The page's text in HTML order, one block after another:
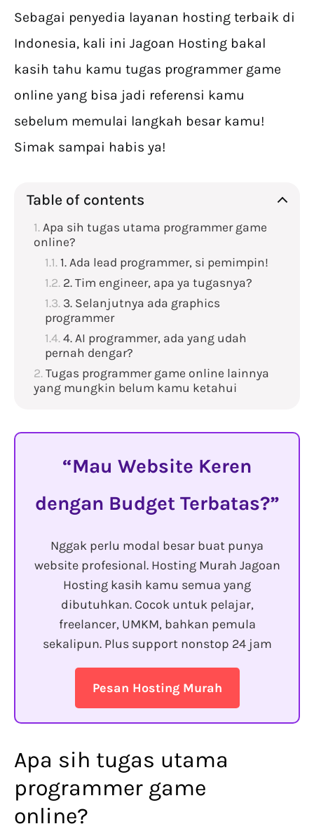
Sebagai penyedia layanan hosting terbaik di
Indonesia, kali ini Jagoan Hosting bakal
kasih tahu kamu tugas programmer game
online yang bisa jadi referensi kamu
sebelum memulai langkah besar kamu!
Simak sampai habis ya!
Table of contents
Apa sih tugas utama programmer game
online?
1. Ada lead programmer, si pemimpin!
2. Tim engineer, apa ya tugasnya?
3. Selanjutnya ada graphics
programmer
4. AI programmer, ada yang udah
pernah dengar?
Tugas programmer game online lainnya
yang mungkin belum kamu ketahui
Mau Website Keren
dengan Budget Terbatas?
Nggak perlu modal besar buat punya
website profesional. Hosting Murah Jagoan
Hosting kasih kamu semua yang
dibutuhkan. Cocok untuk pelajar,
freelancer, UMKM, bahkan pemula
sekalipun. Plus support nonstop 24 jam
Pesan Hosting Murah
Apa sih tugas utama
programmer game
online?